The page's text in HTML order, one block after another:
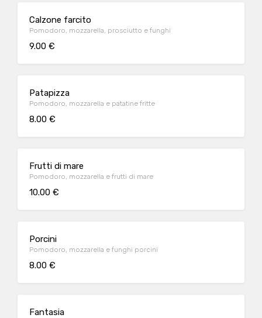
Calzone farcito
Pomodoro, mozzarella, prosciutto e funghi
9.00 €
Patapizza
Pomodoro, mozzarella e patatine fritte
8.00 €
Frutti di mare
Pomodoro, mozzarella e frutti di mare
10.00 €
Porcini
Pomodoro, mozzarella e funghi porcini
8.00 €
Fantasia